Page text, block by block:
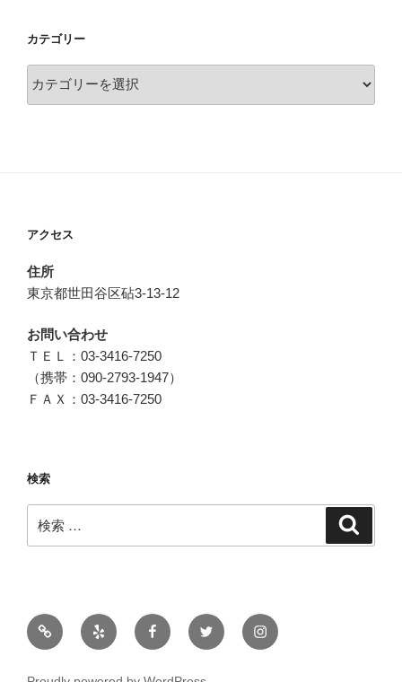
カテゴリー
アクセス
住所
東京都世田谷区砧3-13-12
お問い合わせ
ＴＥＬ：03-3416-7250
（携帯：090-2793-1947）
ＦＡＸ：03-3416-7250
検索
索:
メ
ー